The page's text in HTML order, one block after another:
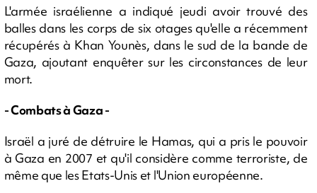
L'armée israélienne a indiqué jeudi avoir trouvé des
balles dans les corps de six otages qu'elle a récemment
récupérés à Khan Younès, dans le sud de la bande de
Gaza, ajoutant enquêter sur les circonstances de leur
mort.
- Combats à Gaza -
Israël a juré de détruire le Hamas, qui a pris le pouvoir
à Gaza en 2007 et qu'il considère comme terroriste, de
même que les Etats-Unis et l'Union européenne.